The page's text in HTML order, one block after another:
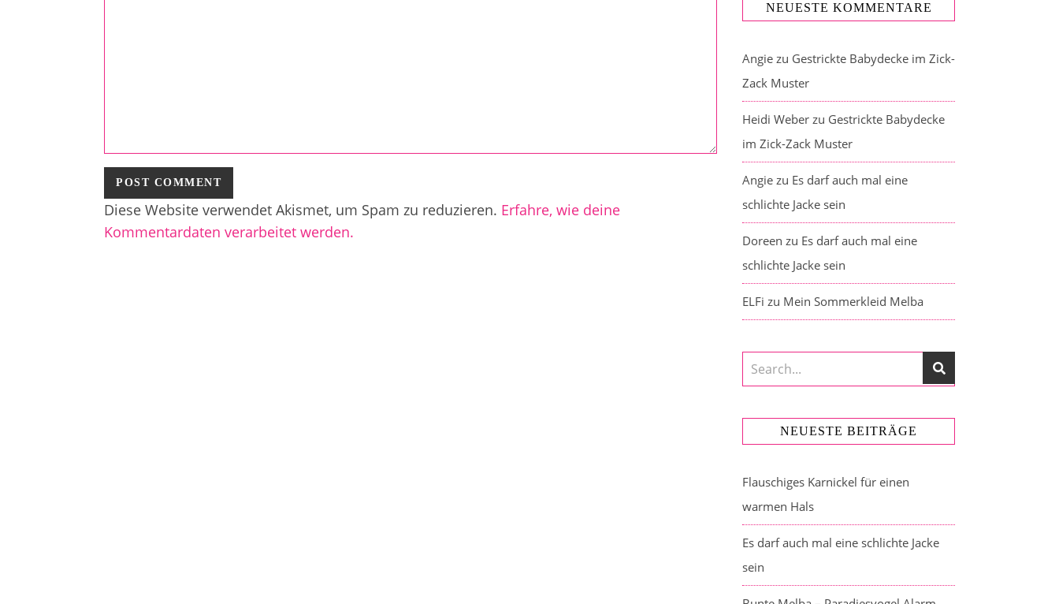
Diese Website verwendet Akismet, um Spam zu reduzieren. Erfahre, wie deine
Kommentardaten verarbeitet werden.
NEUESTE KOMMENTARE
Angie zu Gestrickte Babydecke im Zick-
Zack Muster
Heidi Weber zu Gestrickte Babydecke
im Zick-Zack Muster
Angie zu Es darf auch mal eine
schlichte Jacke sein
Doreen zu Es darf auch mal eine
schlichte Jacke sein
ELFi zu Mein Sommerkleid Melba
NEUESTE BEITRÄGE
Flauschiges Karnickel für einen
warmen Hals
Es darf auch mal eine schlichte Jacke
sein